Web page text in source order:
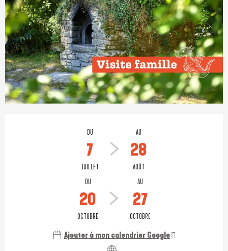
Ouverture et coordonnées
DU
7
JUILLET
AU
28
AOÛT
DU
20
OCTOBRE
AU
27
OCTOBRE
Ajouter à mon calendrier Google